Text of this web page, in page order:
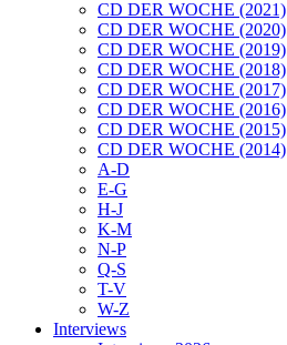
CD DER WOCHE (2021)
CD DER WOCHE (2020)
CD DER WOCHE (2019)
CD DER WOCHE (2018)
CD DER WOCHE (2017)
CD DER WOCHE (2016)
CD DER WOCHE (2015)
CD DER WOCHE (2014)
A-D
E-G
H-J
K-M
N-P
Q-S
T-V
W-Z
Interviews